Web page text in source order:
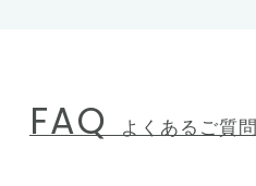
FAQ よくあるご質問